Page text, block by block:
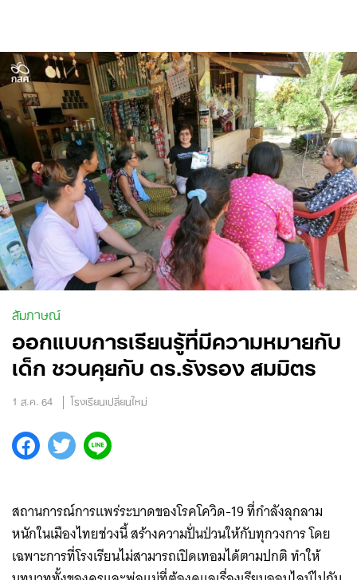
content
สัมภาษณ์
ออกแบบการเรียนรู้ที่มีความหมายกับ
เด็ก ชวนคุยกับ ดร.รังรอง สมมิตร
1 ส.ค. 64 โรงเรียนเปลี่ยนใหม่
สถานการณ์การแพร่ระบาดของโรคโควิด-19 ที่กำลังลุกลาม
หนักในเมืองไทยช่วงนี้ สร้างความปั่นป่วนให้กับทุกวงการ โดย
เฉพาะการที่โรงเรียนไม่สามารถเปิดเทอมได้ตามปกติ ทำให้